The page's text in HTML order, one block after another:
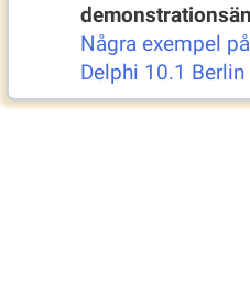
Några exempel
Delphi 10.1 Berlin